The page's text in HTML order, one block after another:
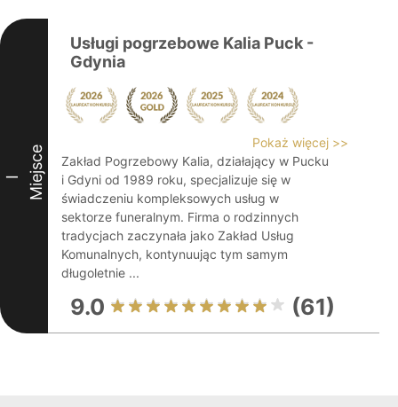
I Miejsce
Usługi pogrzebowe Kalia Puck -
Gdynia
Pokaż więcej >>
Zakład Pogrzebowy Kalia, działający w Pucku
i Gdyni od 1989 roku, specjalizuje się w
świadczeniu kompleksowych usług w
sektorze funeralnym. Firma o rodzinnych
tradycjach zaczynała jako Zakład Usług
Komunalnych, kontynuując tym samym
długoletnie ...
9.0 (61)